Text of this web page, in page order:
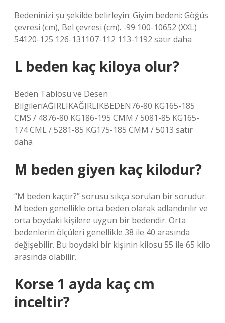
Bedeninizi şu şekilde belirleyin: Giyim bedeni: Göğüs
çevresi (cm), Bel çevresi (cm). -99 100-10652 (XXL)
54120-125 126-131107-112 113-1192 satır daha
L beden kaç kiloya olur?
Beden Tablosu ve Desen
BilgileriAĞIRLIKAĞIRLIKBEDEN76-80 KG165-185
CMS / 4876-80 KG186-195 CMM / 5081-85 KG165-
174 CML / 5281-85 KG175-185 CMM / 5013 satır
daha
M beden giyen kaç kilodur?
“M beden kaçtır?” sorusu sıkça sorulan bir sorudur.
M beden genellikle orta beden olarak adlandırılır ve
orta boydaki kişilere uygun bir bedendir. Orta
bedenlerin ölçüleri genellikle 38 ile 40 arasında
değişebilir. Bu boydaki bir kişinin kilosu 55 ile 65 kilo
arasında olabilir.
Korse 1 ayda kaç cm
inceltir?